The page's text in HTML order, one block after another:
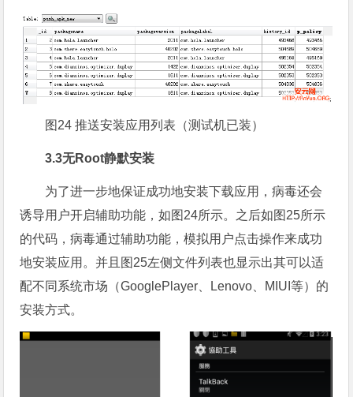
图24 推送安装应用列表（测试机已装）
3.3无Root静默安装
为了进一步地保证成功地安装下载应用，病毒还会
诱导用户开启辅助功能，如图24所示。之后如图25所示
的代码，病毒通过辅助功能，模拟用户点击操作来成功
地安装应用。并且图25左侧文件列表也显示出其可以适
配不同系统市场（GooglePlayer、Lenovo、MIUI等）的
安装方式。